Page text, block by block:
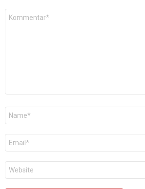
Kommentar
Name
E-
Mail
*
Website